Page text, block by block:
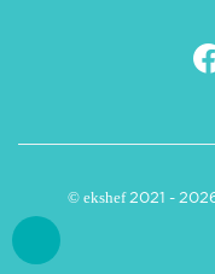
© ekshef 2021 -